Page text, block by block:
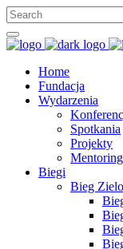
Home
Fundacja
Wydarzenia
Spotkania
Projekty
Biegi
Bieg